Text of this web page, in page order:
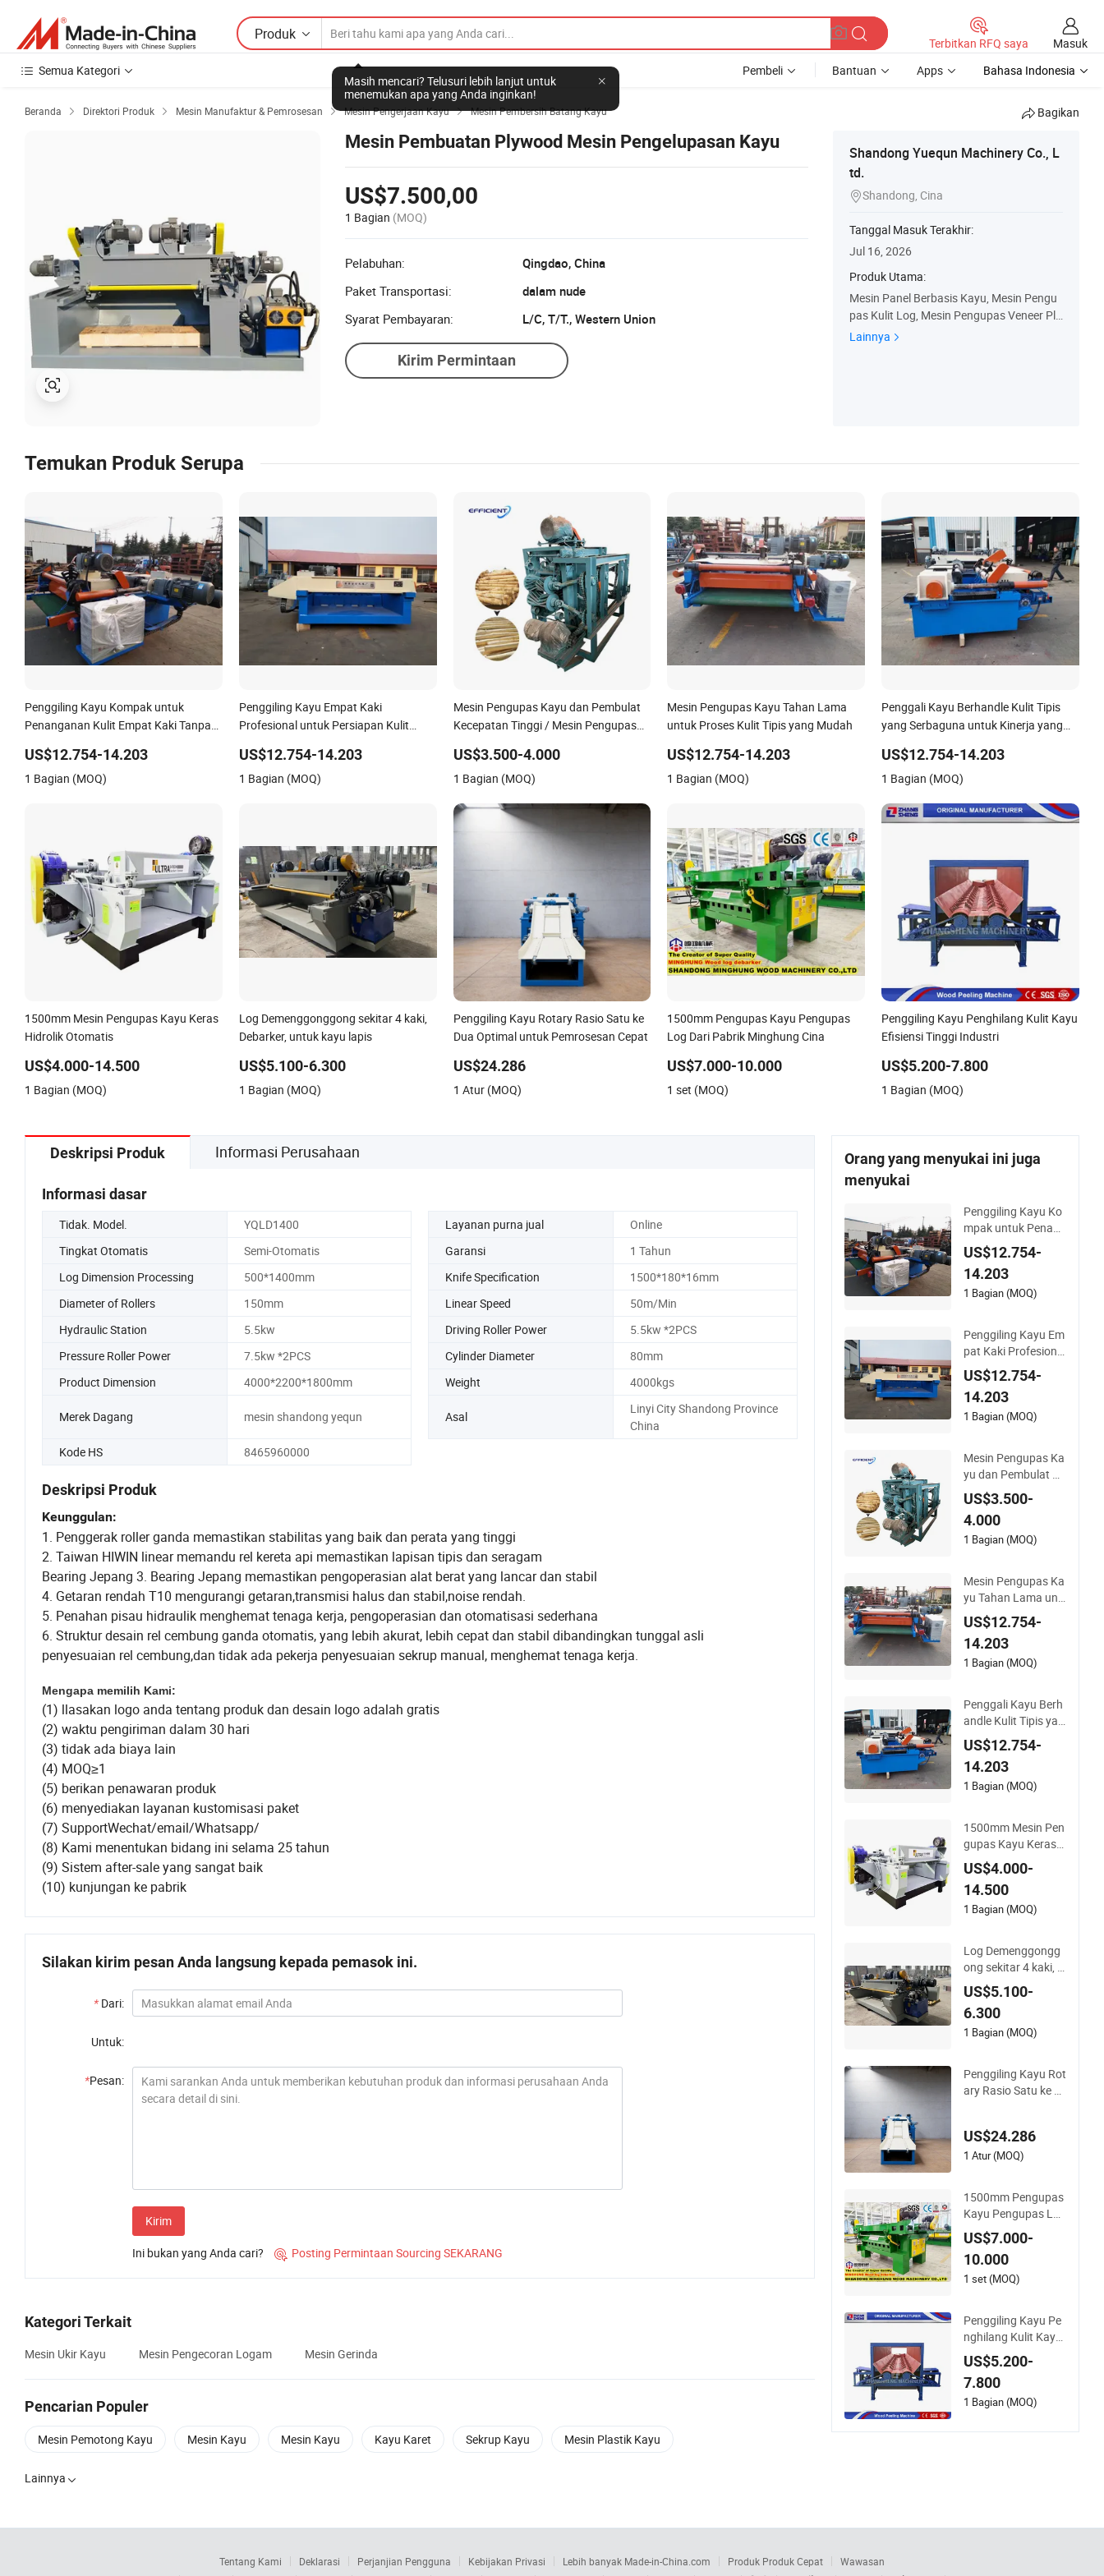
Produk
Masih mencari? Telusuri lebih lanjut untuk
menemukan apa yang Anda inginkan!
Terbitkan RFQ saya
Masuk
Semua Kategori
Pembeli Bantuan Apps Bahasa Indonesia
Beranda  Direktori Produk  Mesin Manufaktur & Pemrosesan  Mesin Pengerjaan Kayu  Mesin Pembersih Batang Kayu Bagikan
Mesin Pembuatan Plywood Mesin Pengelupasan Kayu
US$7.500,00
1 Bagian (MOQ)
Pelabuhan:
Qingdao, China
Paket Transportasi:
dalam nude
Syarat Pembayaran:
L/C, T/T., Western Union
Kirim Permintaan
Shandong Yuequn Machinery Co., L
td.
Shandong, Cina
Tanggal Masuk Terakhir:
Jul 16, 2026
Produk Utama:
Mesin Panel Berbasis Kayu, Mesin Pengu
pas Kulit Log, Mesin Pengupas Veneer Ply
wood, Mesin Press Panas Plywood, Mesin
Lainnya
Temukan Produk Serupa
Penggiling Kayu Kompak untuk
Penanganan Kulit Empat Kaki Tanpa
US$12.754-14.203
1 Bagian (MOQ)
Penggiling Kayu Empat Kaki
Profesional untuk Persiapan Kulit
US$12.754-14.203
1 Bagian (MOQ)
Mesin Pengupas Kayu dan Pembulat
Kecepatan Tinggi / Mesin Pengupas
Kayu
US$3.500-4.000
1 Bagian (MOQ)
Mesin Pengupas Kayu Tahan Lama
untuk Proses Kulit Tipis yang Mudah
US$12.754-14.203
1 Bagian (MOQ)
Penggali Kayu Berhandle Kulit Tipis
yang Serbaguna untuk Kinerja yang
US$12.754-14.203
1 Bagian (MOQ)
1500mm Mesin Pengupas Kayu Keras
Hidrolik Otomatis
US$4.000-14.500
1 Bagian (MOQ)
Log Demenggonggong sekitar 4 kaki,
Debarker, untuk kayu lapis
US$5.100-6.300
1 Bagian (MOQ)
Penggiling Kayu Rotary Rasio Satu ke
Dua Optimal untuk Pemrosesan Cepat
US$24.286
1 Atur (MOQ)
1500mm Pengupas Kayu Pengupas
Log Dari Pabrik Minghung Cina
US$7.000-10.000
1 set (MOQ)
Penggiling Kayu Penghilang Kulit Kayu
Efisiensi Tinggi Industri
US$5.200-7.800
1 Bagian (MOQ)
Deskripsi Produk Informasi Perusahaan
Informasi dasar
Tidak. Model. YQLD1400 Layanan purna jual
Online
Tingkat Otomatis
Semi-Otomatis Garansi
1 Tahun
Log Dimension Processing
500*1400mm Knife Specification
1500*180*16mm
Diameter of Rollers
150mm Linear Speed
50m/Min
Hydraulic Station
5.5kw Driving Roller Power
5.5kw *2PCS
Pressure Roller Power
7.5kw *2PCS Cylinder Diameter
80mm
Product Dimension
4000*2200*1800mm Weight 4000kgs
Merek Dagang mesin shandong yequn Asal
Linyi City Shandong Province
China
Kode HS
8465960000
Deskripsi Produk
Keunggulan:
1. Penggerak roller ganda memastikan stabilitas yang baik dan perata yang tinggi
2. Taiwan HIWIN linear memandu rel kereta api memastikan lapisan tipis dan seragam
Bearing Jepang 3. Bearing Jepang memastikan pengoperasian alat berat yang lancar dan stabil
4. Getaran rendah T10 mengurangi getaran,transmisi halus dan stabil,noise rendah.
5. Penahan pisau hidraulik menghemat tenaga kerja, pengoperasian dan otomatisasi sederhana
6. Struktur desain rel cembung ganda otomatis, yang lebih akurat, lebih cepat dan stabil dibandingkan tunggal asli
penyesuaian rel cembung,dan tidak ada pekerja penyesuaian sekrup manual, menghemat tenaga kerja.
Mengapa memilih Kami:
(1) llasakan logo anda tentang produk dan desain logo adalah gratis
(2) waktu pengiriman dalam 30 hari
(3) tidak ada biaya lain
(4) MOQ≥1
(5) berikan penawaran produk
(6) menyediakan layanan kustomisasi paket
(7) SupportWechat/email/Whatsapp/
(8) Kami menentukan bidang ini selama 25 tahun
(9) Sistem after-sale yang sangat baik
(10) kunjungan ke pabrik
Silakan kirim pesan Anda langsung kepada pemasok ini.
* Dari:
Untuk:
*Pesan:
Kirim
Ini bukan yang Anda cari?  Posting Permintaan Sourcing SEKARANG
Kategori Terkait
Mesin Ukir Kayu Mesin Pengecoran Logam Mesin Gerinda
Pencarian Populer
Mesin Pemotong Kayu Mesin Kayu Mesin Kayu Kayu Karet Sekrup Kayu Mesin Plastik Kayu
Lainnya 
Orang yang menyukai ini juga
menyukai
Penggiling Kayu Ko
mpak untuk Penang
anan Kulit Empat K
aki Tanpa Sambung
an
US$12.754-
14.203
1 Bagian (MOQ)
Penggiling Kayu Em
pat Kaki Profesional
untuk Persiapan Kul
it yang Efisien
US$12.754-
14.203
1 Bagian (MOQ)
Mesin Pengupas Ka
yu dan Pembulat Ke
cepatan Tinggi / Me
sin Pengupas Kayu
Pohon Pinus / Peng
upas Batang Kayu
US$3.500-
4.000
1 Bagian (MOQ)
Mesin Pengupas Ka
yu Tahan Lama unt
uk Proses Kulit Tipis
yang Mudah
US$12.754-
14.203
1 Bagian (MOQ)
Penggali Kayu Berh
andle Kulit Tipis yan
g Serbaguna untuk
Kinerja yang Diopti
malkan
US$12.754-
14.203
1 Bagian (MOQ)
1500mm Mesin Pen
gupas Kayu Keras
Hidrolik Otomatis
US$4.000-
14.500
1 Bagian (MOQ)
Log Demenggongg
ong sekitar 4 kaki, D
ebarker, untuk kayu
lapis
US$5.100-
6.300
1 Bagian (MOQ)
Penggiling Kayu Rot
ary Rasio Satu ke D
US$24.286
1 Atur (MOQ)
1500mm Pengupas
Kayu Pengupas Log
Dari Pabrik Minghu
ng Cina
US$7.000-
10.000
1 set (MOQ)
Penggiling Kayu Pe
nghilang Kulit Kayu
Efisiensi Tinggi Indu
stri
US$5.200-
7.800
1 Bagian (MOQ)
Tentang Kami Deklarasi Perjanjian Pengguna Kebijakan Privasi Lebih banyak Made-in-China.com Produk Produk Cepat
Wawasan